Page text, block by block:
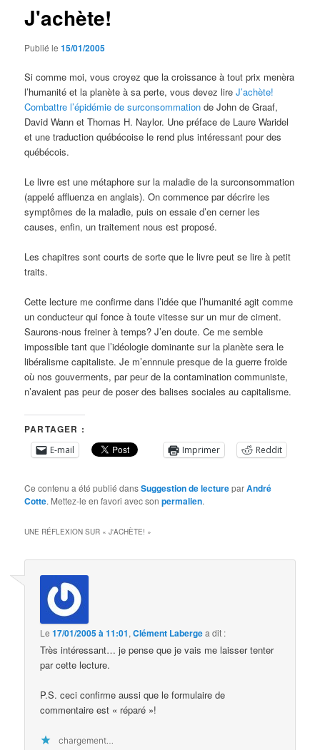
J'achète!
Publié le15/01/2005
Si comme moi, vous croyez que la croissance à tout prix menèra
l’humanité et la planète à sa perte, vous devez lireJ’achète!
Combattre l’épidémie de surconsommation de John de Graaf,
David Wann et Thomas H. Naylor. Une préface de Laure Waridel
et une traduction québécoise le rend plus intéressant pour des
québécois.
Le livre est une métaphore sur la maladie de la surconsommation
(appelé affluenza en anglais). On commence par décrire les
symptômes de la maladie, puis on essaie d’en cerner les
causes, enfin, un traitement nous est proposé.
Les chapitres sont courts de sorte que le livre peut se lire à petit
traits.
Cette lecture me confirme dans l’idée que l’humanité agit comme
un conducteur qui fonce à toute vitesse sur un mur de ciment.
Saurons-nous freiner à temps? J’en doute. Ce me semble
impossible tant que l’idéologie dominante sur la planète sera le
libéralisme capitaliste. Je m’ennnuie presque de la guerre froide
où nos gouverments, par peur de la contamination communiste,
n’avaient pas peur de poser des balises sociales au capitalisme.
PARTAGER :
E-mail Imprimer Reddit
Ce contenu a été publié dansSuggestion de lectureparAndré
Cotte. Mettez-le en favori avec sonpermalien.
UNE RÉFLEXION SUR «J'ACHÈTE! »
Le17/01/2005 à 11:01,Clément Labergea dit :
Très intéressant… je pense que je vais me laisser tenter
par cette lecture.
P.S. ceci confirme aussi que le formulaire de
commentaire est « réparé »!
chargement…